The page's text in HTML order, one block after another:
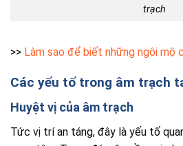
trạch
>> Làm sao để biết những ngôi mộ
Các yếu tố trong âm trạch
Huyệt vị của âm trạch
Tức vị trí an táng, đây là yếu tố